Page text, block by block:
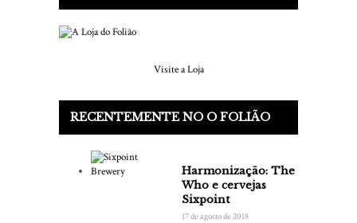
Visite a Loja
RECENTEMENTE NO O FOLIÃO
Harmonização: The
Who e cervejas
Sixpoint
17 de agosto de 2018